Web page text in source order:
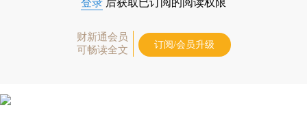
财新通会员
可畅读全文
订阅/会员升级